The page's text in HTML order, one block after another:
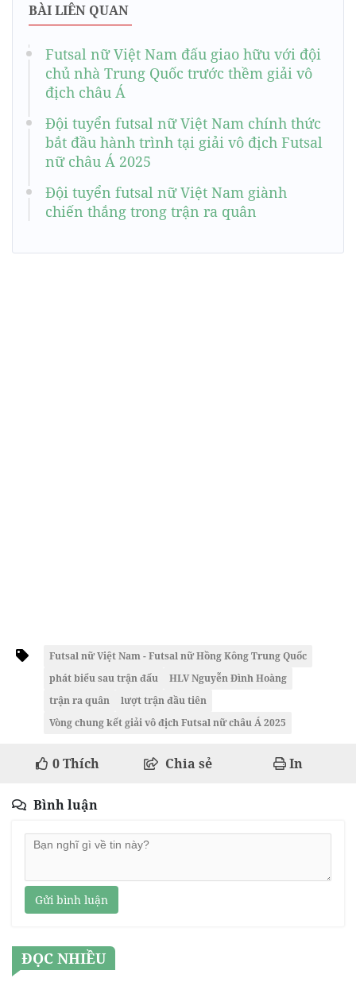
BÀI LIÊN QUAN
Futsal nữ Việt Nam đấu giao hữu với đội
chủ nhà Trung Quốc trước thềm giải vô
địch châu Á
Đội tuyển futsal nữ Việt Nam chính thức
bắt đầu hành trình tại giải vô địch Futsal
nữ châu Á 2025
Đội tuyển futsal nữ Việt Nam giành
chiến thắng trong trận ra quân
Futsal nữ Việt Nam - Futsal nữ Hồng Kông Trung Quốc
phát biểu sau trận đấu
HLV Nguyễn Đình Hoàng
trận ra quân
lượt trận đầu tiên
Vòng chung kết giải vô địch Futsal nữ châu Á 2025
0Thích Chia sẻ In
Bình luận
Gửi bình luận
ĐỌC NHIỀU